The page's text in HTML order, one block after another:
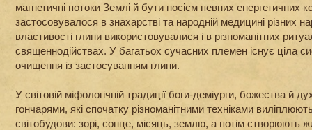
магнетичні потоки Землі й бути носієм певних енергетичних
застосовувалося в знахарстві та народній медицині різних
властивості глини використовувалися і в різноманітних
священнодійствах. У багатьох сучасних племен існує ціла
очищення із застосуванням глини.
У світовій міфологічній традиції боги-деміурги, божества й
гончарями, які спочатку різноманітними техніками
світобудови: зорі, сонце, місяць, землю, а потім створюють